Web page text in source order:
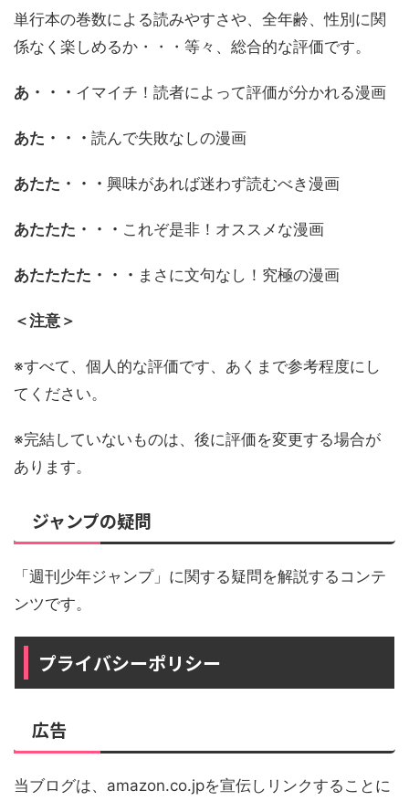
単行本の巻数による読みやすさや、全年齢、性別に関
係なく楽しめるか・・・等々、総合的な評価です。
あ・・・ イマイチ！読者によって評価が分かれる漫画
あた・・・ 読んで失敗なしの漫画
あたた・・・ 興味があれば迷わず読むべき漫画
あたたた・・・ これぞ是非！オススメな漫画
あたたたた・・・ まさに文句なし！究極の漫画
＜注意＞
※すべて、個人的な評価です、あくまで参考程度にし
てください。
※完結していないものは、後に評価を変更する場合が
あります。
ジャンプの疑問
「週刊少年ジャンプ」に関する疑問を解説するコンテ
ンツです。
プライバシーポリシー
広告
当ブログは、amazon.co.jpを宣伝しリンクすることに